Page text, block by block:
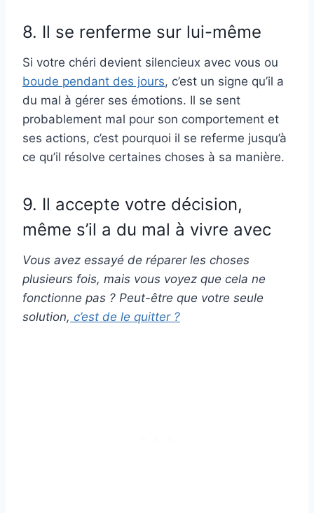
8. Il se renferme sur lui-même
Si votre chéri devient silencieux avec vous ou
boude pendant des jours, c’est un signe qu’il a
du mal à gérer ses émotions. Il se sent
probablement mal pour son comportement et
ses actions, c’est pourquoi il se referme jusqu’à
ce qu’il résolve certaines choses à sa manière.
9. Il accepte votre décision,
même s’il a du mal à vivre avec
Vous avez essayé de réparer les choses
plusieurs fois, mais vous voyez que cela ne
fonctionne pas ? Peut-être que votre seule
solution, c’est de le quitter ?